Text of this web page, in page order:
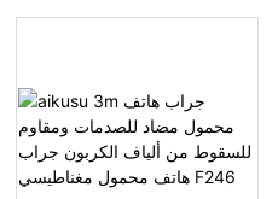
مميز إلى حافظة هاتفك، مما يجعلها